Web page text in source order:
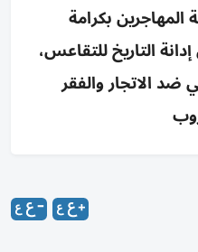
المهاجرين بكرامة
التاريخ للتقاعس،
ضد الاتجار والفقر